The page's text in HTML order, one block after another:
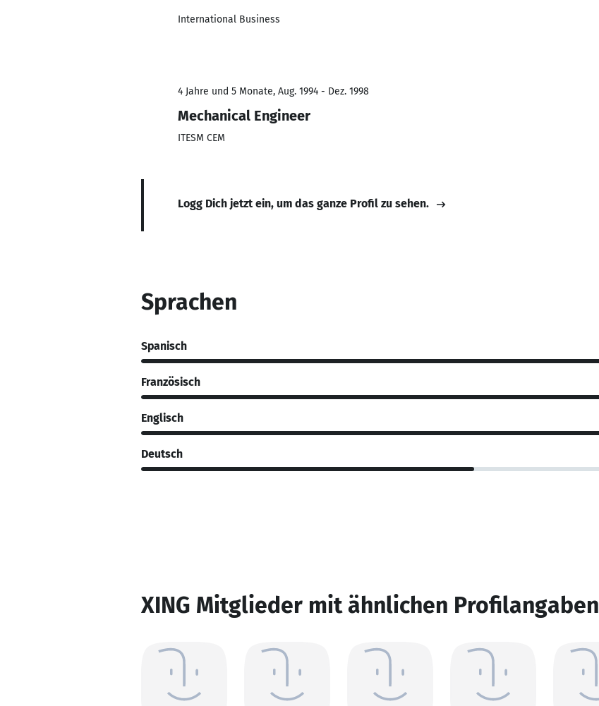
International Business
4 Jahre und 5 Monate, Aug. 1994 - Dez. 1998
Mechanical Engineer
ITESM CEM
Logg Dich jetzt ein, um das ganze Profil zu sehen.
Sprachen
Spanisch
Französisch
Englisch
Deutsch
XING Mitglieder mit ähnlichen Profilangaben